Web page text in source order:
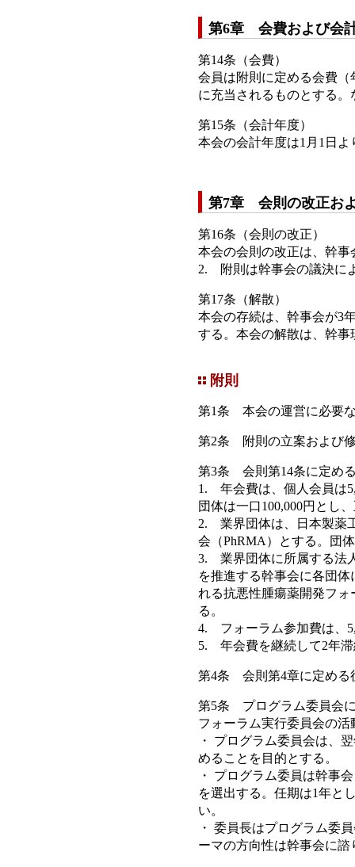
第6章 会費および会
第14条（会費）
会員は附則に定める会費
に充当されるものとする
第15条（会計年度）
本会の会計年度は1月1日
第7章 会則の改正お
第16条（会則の改正）
本会の会則の改正は、幹
2. 附則は幹事会の議決に
第17条（解散）
本会の存続は、幹事会が3
する。本会の解散は、幹
附則
第1条 本会の運営に必要
第2条 附則の立案および
第3条 会則第14条に定め
1. 年会費は、個人会員は
団体は一口100,000円とし
2. 業界団体は、日本製薬
会（PhRMA）とする。団
3. 業界団体に所属する法
を推進する幹事会に各団
れる抗悪性腫瘍薬開発フ
る。
4. フォーラム参加費は、
5. 年会費を継続して2年
第4条 会則第4章に定める
第5条 プログラム委員会
フォーラム実行委員会の
・ プログラム委員会は、
めることを目的とする。
・ プログラム委員は幹事
を選出する。任期は1年と
い。
・ 委員長はプログラム委
ーマの方向性は幹事会に